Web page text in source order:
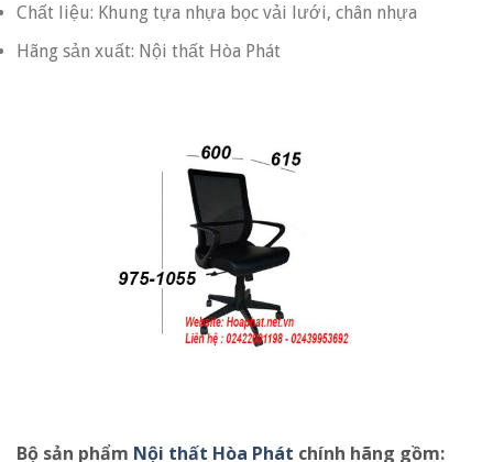
Chất liệu: Khung tựa nhựa bọc vải lưới, chân nhựa
Hãng sản xuất: Nội thất Hòa Phát
Bộ sản phẩm Nội thất Hòa Phát chính hãng gồm: